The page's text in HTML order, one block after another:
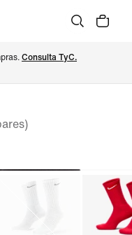
Consulta TyC.